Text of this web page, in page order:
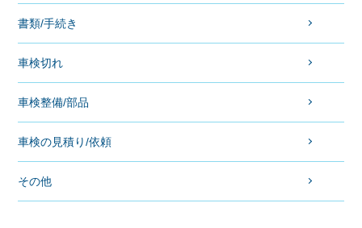
書類/手続き
車検切れ
車検整備/部品
車検の見積り/依頼
その他